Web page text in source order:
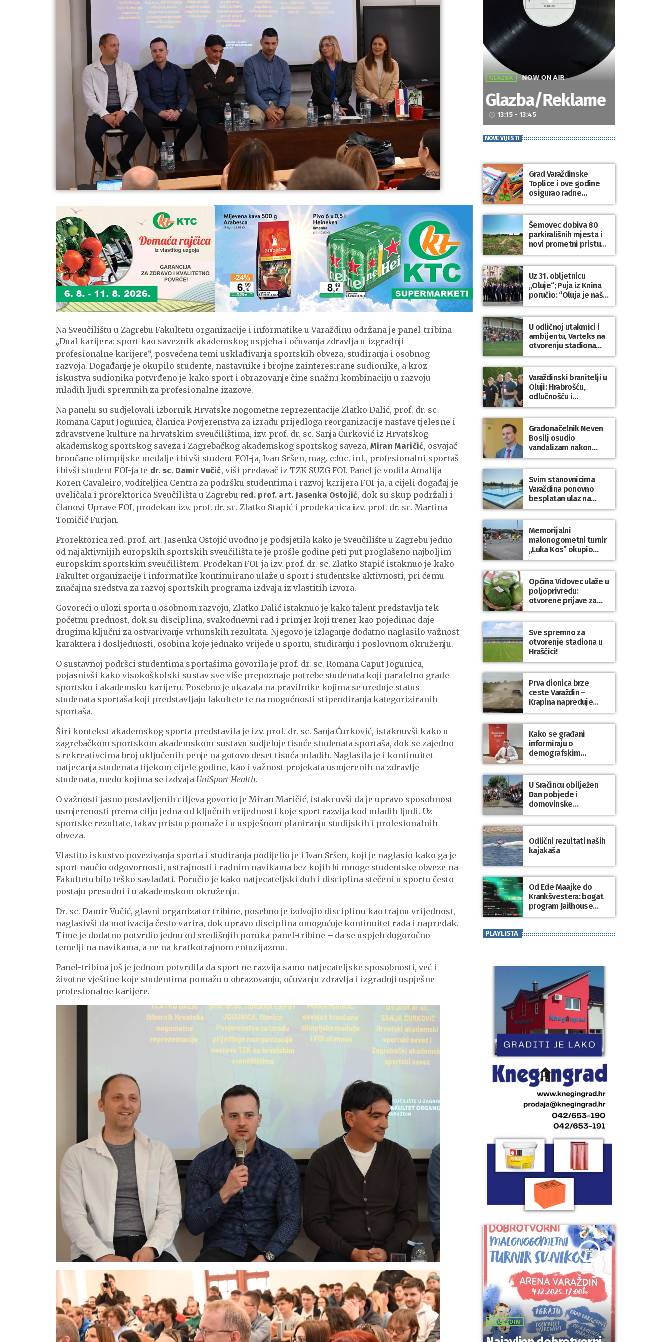
Na Sveučilištu u Zagrebu Fakultetu organizacije i informatike u Varaždinu održana je panel-tribina
„Dual karijera: sport kao saveznik akademskog uspjeha i očuvanja zdravlja u izgradnji
profesionalne karijere“, posvećena temi usklađivanja sportskih obveza, studiranja i osobnog
razvoja. Događanje je okupilo studente, nastavnike i brojne zainteresirane sudionike, a kroz
iskustva sudionika potvrđeno je kako sport i obrazovanje čine snažnu kombinaciju u razvoju
mladih ljudi spremnih za profesionalne izazove.
Na panelu su sudjelovali izbornik Hrvatske nogometne reprezentacije Zlatko Dalić, prof. dr. sc.
Romana Caput Jogunica, članica Povjerenstva za izradu prijedloga reorganizacije nastave tjelesne i
zdravstvene kulture na hrvatskim sveučilištima, izv. prof. dr. sc. Sanja Ćurković iz Hrvatskog
akademskog sportskog saveza i Zagrebačkog akademskog sportskog saveza, Miran Maričić, osvajač
brončane olimpijske medalje i bivši student FOI-ja, Ivan Sršen, mag. educ. inf., profesionalni sportaš
i bivši student FOI-ja te dr. sc. Damir Vučić, viši predavač iz TZK SUZG FOI. Panel je vodila Amalija
Koren Cavaleiro, voditeljica Centra za podršku studentima i razvoj karijera FOI-ja, a cijeli događaj je
uveličala i prorektorica Sveučilišta u Zagrebu red. prof. art. Jasenka Ostojić, dok su skup podržali i
članovi Uprave FOI, prodekan izv. prof. dr. sc. Zlatko Stapić i prodekanicaizv. prof. dr. sc. Martina
Tomičić Furjan.
Prorektorica red. prof. art. Jasenka Ostojić uvodno je podsjetila kako je Sveučilište u Zagrebu jedno
od najaktivnijih europskih sportskih sveučilišta te je prošle godine peti put proglašeno najboljim
europskim sportskim sveučilištem. Prodekan FOI-ja izv. prof. dr. sc. Zlatko Stapić istaknuo je kako
Fakultet organizacije i informatike kontinuirano ulaže u sport i studentske aktivnosti, pri čemu
značajna sredstva za razvoj sportskih programa izdvaja iz vlastitih izvora.
Govoreći o ulozi sporta u osobnom razvoju, Zlatko Dalić istaknuo je kako talent predstavlja tek
početnu prednost, dok su disciplina, svakodnevni rad i primjer koji trener kao pojedinac daje
drugima ključni za ostvarivanje vrhunskih rezultata. Njegovo je izlaganje dodatno naglasilo važnost
karaktera i dosljednosti, osobina koje jednako vrijede u sportu, studiranju i poslovnom okruženju.
O sustavnoj podršci studentima sportašima govorila je prof. dr. sc. Romana Caput Jogunica,
pojasnivši kako visokoškolski sustav sve više prepoznaje potrebe studenata koji paralelno grade
sportsku i akademsku karijeru. Posebno je ukazala na pravilnike kojima se uređuje status
studenata sportaša koji predstavljaju fakultete te na mogućnosti stipendiranja kategoriziranih
sportaša.
Širi kontekst akademskog sporta predstavila je izv. prof. dr. sc. Sanja Ćurković, istaknuvši kako u
zagrebačkom sportskom akademskom sustavu sudjeluje tisuće studenata sportaša, dok se zajedno
s rekreativcima broj uključenih penje na gotovo deset tisuća mladih. Naglasila je i kontinuitet
natjecanja studenata tijekom cijele godine, kao i važnost projekata usmjerenih na zdravlje
studenata, među kojima se izdvaja UniSport Health.
O važnosti jasno postavljenih ciljeva govorio je Miran Maričić, istaknuvši da je upravo sposobnost
usmjerenosti prema cilju jedna od ključnih vrijednosti koje sport razvija kod mladih ljudi. Uz
sportske rezultate, takav pristup pomaže i u uspješnom planiranju studijskih i profesionalnih
obveza.
Vlastito iskustvo povezivanja sporta i studiranja podijelio je i Ivan Sršen, koji je naglasio kako ga je
sport naučio odgovornosti, ustrajnosti i radnim navikama bez kojih bi mnoge studentske obveze na
Fakultetu bilo teško savladati. Poručio je kako natjecateljski duh i disciplina stečeni u sportu često
postaju presudni i u akademskom okruženju.
Dr. sc. Damir Vučić, glavni organizator tribine, posebno je izdvojio disciplinu kao trajnu vrijednost,
naglasivši da motivacija često varira, dok upravo disciplina omogućuje kontinuitet rada i napredak.
Time je dodatno potvrdio jednu od središnjih poruka panel-tribine – da se uspjeh dugoročno
temelji na navikama, a ne na kratkotrajnom entuzijazmu.
Panel-tribina još je jednom potvrdila da sport ne razvija samo natjecateljske sposobnosti, već i
životne vještine koje studentima pomažu u obrazovanju, očuvanju zdravlja i izgradnji uspješne
profesionalne karijere.
GLAZBA NOW ON AIR
Glazba/Reklame
access_time 13:15 - 13:45
NOVE VIJESTI
Grad Varaždinske
Toplice i ove godine
osigurao radne
bilježnice i dodatni
obrazovni materijal za
sve osnovnoškolce
Šemovec dobiva 80
parkirališnih mjesta i
novi prometni pristup
groblju
Uz 31. obljetnicu
„Oluje“; Puja iz Knina
poručio: “Oluja je naša
najveća pobjeda,
simbol slobode i
zajedništva!”
U odličnoj utakmici i
ambijentu, Varteks na
otvorenju stadiona
odigrao 1:1 s
Mariborom
Varaždinski branitelji u
Oluji: Hrabrošću,
odlučnošću i
zajedništvom do
slobodne Hrvatske!
Gradonačelnik Neven
Bosilj osudio
vandalizam nakon
utakmice NK Varaždin
– HNK Hajduk Split
Svim stanovnicima
Varaždina ponovno
besplatan ulaz na
Gradske bazene i
Gradsko kupalište na
Dravi
Memorijalni
malonogometni turnir
„Luka Kos” okupio
brojne ekipe i
posjetitelje u Sudovcu
Općina Vidovec ulaže u
poljoprivredu:
otvorene prijave za
općinske potpore
Sve spremno za
otvorenje stadiona u
Hrašćici!
Prva dionica brze
ceste Varaždin –
Krapina napreduje
prema planu
Kako se građani
informiraju o
demografskim
mjerama? Sudjelujte u
istraživanju!
U Sračincu obilježen
Dan pobjede i
domovinske
zahvalnosti te Dan
hrvatskih branitelja
Odlični rezultati naših
kajakaša
Od Ede Maajke do
Krankšvestera: bogat
program Jailhouse
Festivala 2026. u
PLAYLISTA
insert_link
VARAŽDIN